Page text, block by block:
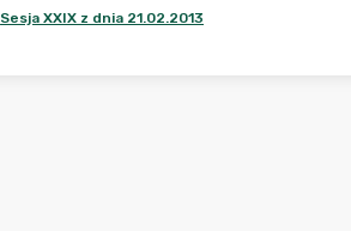
Sesja XXIX z dnia 21.02.2013